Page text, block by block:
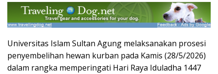
Universitas Islam Sultan Agung melaksanakan prosesi
penyembelihan hewan kurban pada Kamis (28/5/2026)
dalam rangka memperingati Hari Raya Iduladha 1447